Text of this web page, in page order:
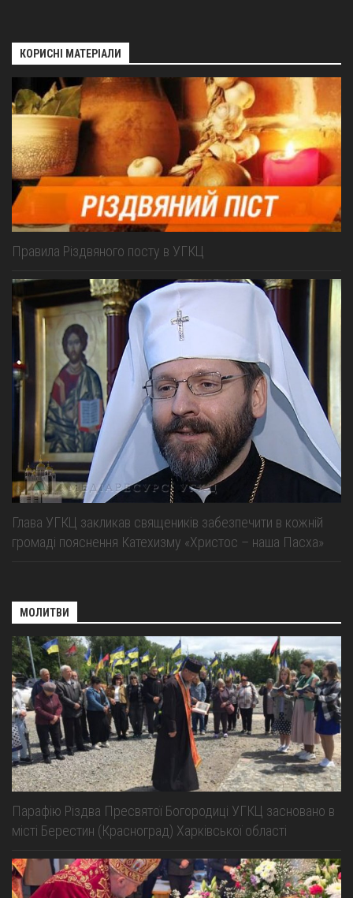
КОРИСНІ МАТЕРІАЛИ
Правила Різдвяного посту в УГКЦ
Глава УГКЦ закликав священиків забезпечити в кожній
громаді пояснення Катехизму «Христос – наша Пасха»
МОЛИТВИ
Парафію Різдва Пресвятої Богородиці УГКЦ засновано в
місті Берестин (Красноград) Харківської області